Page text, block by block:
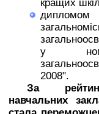
кращих
у
2008".
За
навчальних